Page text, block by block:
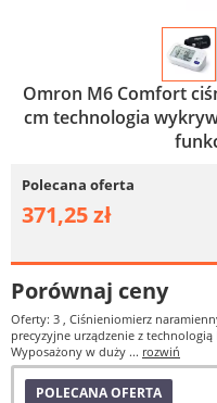
Omron M6 Comfort
cm technologia
Polecana oferta
371,25 zł
Porównaj ceny
Oferty: 3 , Ciśnieniomierz
precyzyjne urządzenie z
Wyposażony w duży ... rozwiń
POLECANA OFERTA